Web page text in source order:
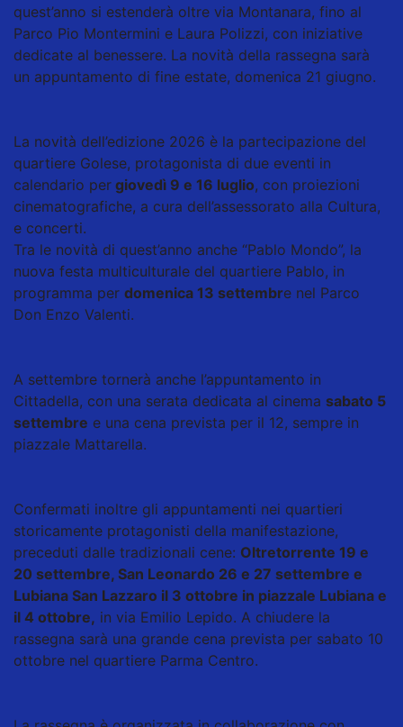
quest’anno si estenderà oltre via Montanara, fino al
Parco Pio Montermini e Laura Polizzi, con iniziative
dedicate al benessere. La novità della rassegna sarà
un appuntamento di fine estate, domenica 21 giugno.
La novità dell’edizione 2026 è la partecipazione del
quartiere Golese, protagonista di due eventi in
calendario per giovedì 9 e 16 luglio, con proiezioni
cinematografiche, a cura dell’assessorato alla Cultura,
e concerti.
Tra le novità di quest’anno anche “Pablo Mondo”, la
nuova festa multiculturale del quartiere Pablo, in
programma per domenica 13 settembre nel Parco
Don Enzo Valenti.
A settembre tornerà anche l’appuntamento in
Cittadella, con una serata dedicata al cinema sabato 5
settembre e una cena prevista per il 12, sempre in
piazzale Mattarella.
Confermati inoltre gli appuntamenti nei quartieri
storicamente protagonisti della manifestazione,
preceduti dalle tradizionali cene: Oltretorrente 19 e
20 settembre, San Leonardo 26 e 27 settembre e
Lubiana San Lazzaro il 3 ottobre in piazzale Lubiana e
il 4 ottobre, in via Emilio Lepido. A chiudere la
rassegna sarà una grande cena prevista per sabato 10
ottobre nel quartiere Parma Centro.